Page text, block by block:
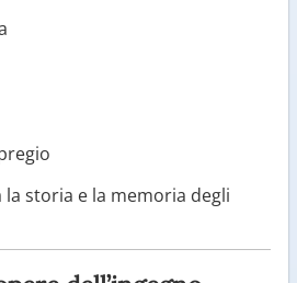
storia e la memoria degli